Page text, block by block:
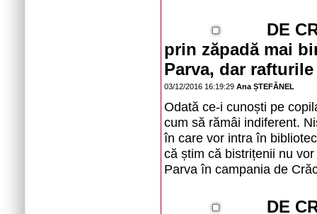
DE
prin zăpadă mai
Parva, dar
03/12/2016 16:19:29 Ana ȘTEFĂNEL
Odată ce-i cunoști pe
cum să rămâi indiferent.
în care vor intra în
că știm că bistrițenii nu
Parva în campania de
DE